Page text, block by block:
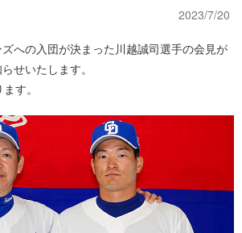
2023/7/20
への入団が決まった川越誠司選手の会見が
せいたします。
す。